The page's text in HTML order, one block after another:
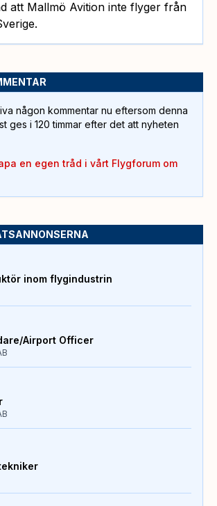
att Mallmö Avition inte flyger från
någon kommentar nu eftersom denna
ges i 120 timmar efter det att nyheten
en egen tråd i vårt Flygforum om
inom flygindustrin
Airport Officer